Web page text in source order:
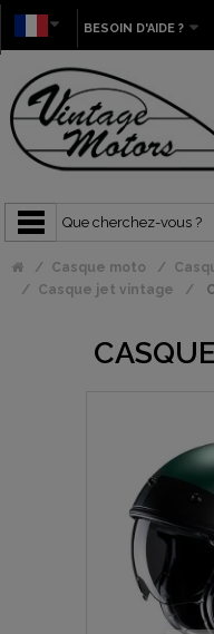
BESOIN D'AIDE ?
Casque moto
Casque jet vintage